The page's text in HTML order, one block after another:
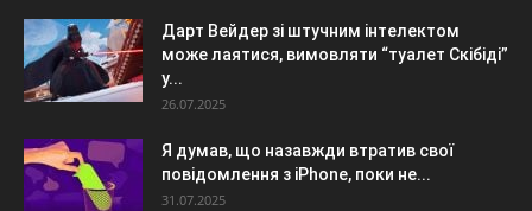
Дарт Вейдер зі штучним інтелектом
може лаятися, вимовляти “туалет Скібіді”
у...
26.07.2025
Я думав, що назавжди втратив свої
повідомлення з iPhone, поки не...
31.07.2025